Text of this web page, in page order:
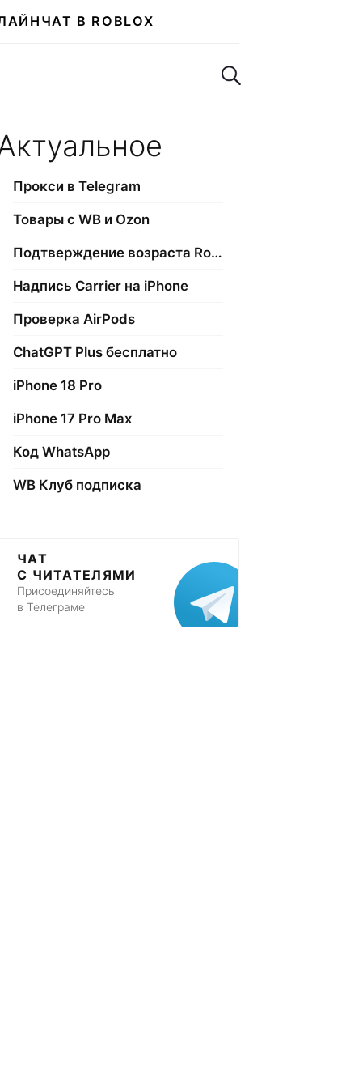
ЧАТ В ROBLOX
Поиск по сайту
Прокси в Telegram
Товары с WB и Ozon
Подтверждение возраста Roblox
Надпись Carrier на iPhone
Проверка AirPods
ChatGPT Plus бесплатно
iPhone 18 Pro
iPhone 17 Pro Max
Код WhatsApp
WB Клуб подписка
ЧАТ
С ЧИТАТЕЛЯМИ
Присоединяйтесь
в Телеграме